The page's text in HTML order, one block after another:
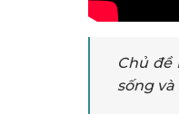
Chủ đề
sống và